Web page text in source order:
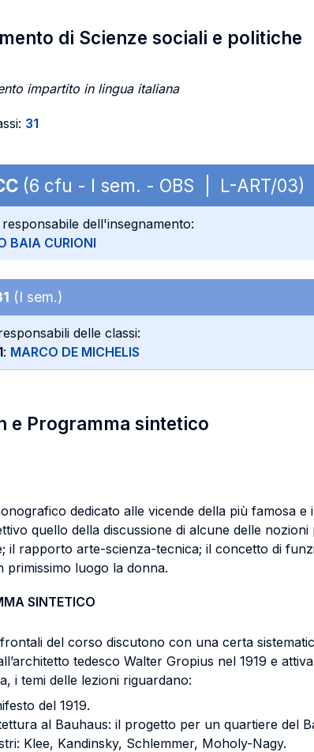
di Scienze sociali e politiche
impartito in lingua italiana
31
(6 cfu - I sem. - OBS | L-ART/03)
dell'insegnamento:
BAIA CURIONI
(I sem.)
delle classi:
: MARCO DE MICHELIS
e Programma sintetico
dedicato alle vicende della più famosa
quello della discussione di alcune delle
il rapporto arte-scienza-tecnica; il concetto di
primissimo luogo la donna.
SINTETICO
del corso discutono con una certa
tedesco Walter Gropius nel 1919 e
i temi delle lezioni riguardano:
del 1919.
al Bauhaus: il progetto per un quartiere del
Klee, Kandinsky, Schlemmer, Moholy-Nagy.